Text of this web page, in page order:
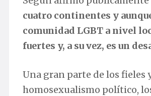
cuatro continentes y
comunidad LGBT a nivel
fuertes y, a su vez, es un
Una gran parte de los fieles
homosexualismo político,